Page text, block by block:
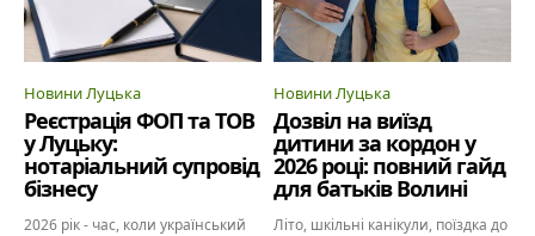
Новини Луцька
Реєстрація ФОП та ТОВ
у Луцьку:
нотаріальний супровід
бізнесу
2026 рік - час, коли український
Новини Луцька
Дозвіл на виїзд
дитини за кордон у
2026 році: повний гайд
для батьків Волині
Літо, шкільні канікули, поїздка до